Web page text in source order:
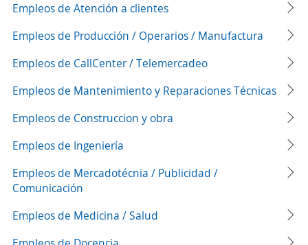
Empleos de Atención a clientes
Empleos de Producción / Operarios / Manufactura
Empleos de CallCenter / Telemercadeo
Empleos de Mantenimiento y Reparaciones Técnicas
Empleos de Construccion y obra
Empleos de Ingeniería
Empleos de Mercadotécnia / Publicidad /
Comunicación
Empleos de Medicina / Salud